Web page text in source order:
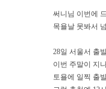
써니님 이번에
목욜날 못봐서
28일 서울서 출
이번 주말이 지
토욜에 일찍 출